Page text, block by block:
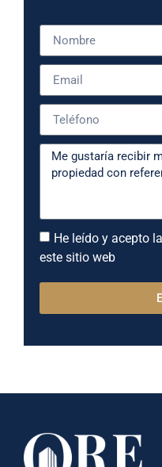
He leído y acepto
este sitio web